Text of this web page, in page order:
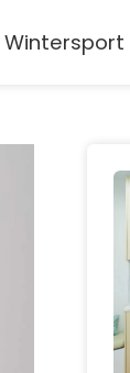
Wintersport